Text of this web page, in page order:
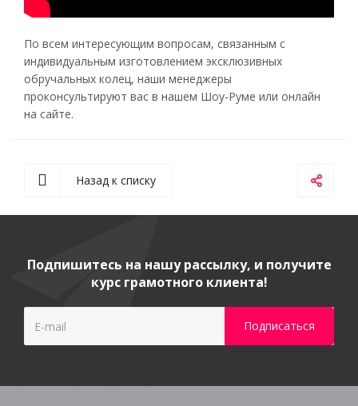
По всем интересующим вопросам, связанным с
индивидуальным изготовлением эксклюзивных
обручальных колец, наши менеджеры
проконсультируют вас в нашем Шоу-Руме или онлайн
на сайте.
Назад к списку
Подпишитесь на нашу рассылку, и получите
курс грамотного клиента!